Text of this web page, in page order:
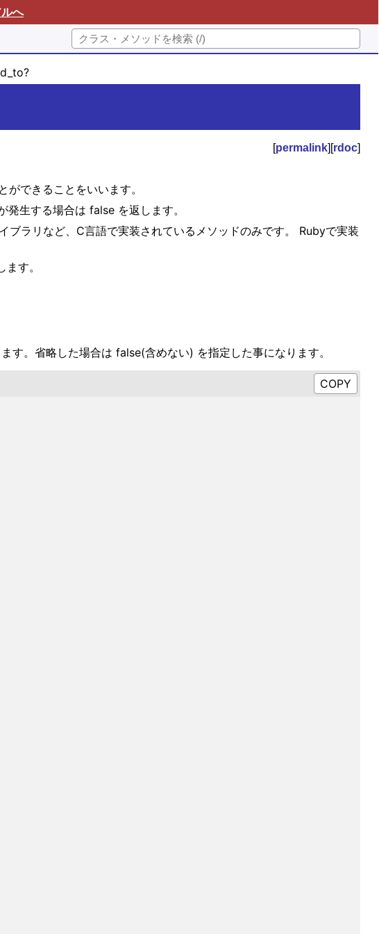
へ
[permalink][rdoc]
できることをいいます。
発生する場合は false を返します。
ラリなど、C言語で実装されているメソッドのみです。 Rubyで実装
す。
。省略した場合は false(含めない) を指定した事になります。